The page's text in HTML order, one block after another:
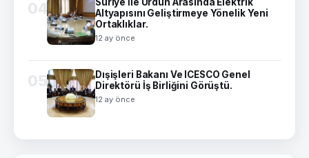
04
Suriye İle Ürdün Arasında Elektrik
Altyapısını Geliştirmeye Yönelik Yeni
Ortaklıklar.
12 ay önce
05
Dışişleri Bakanı Ve ICESCO Genel
Direktörü İş Birliğini Görüştü.
12 ay önce